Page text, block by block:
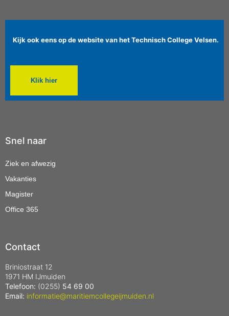
Kijk ook eens op de website van het Technisch College Velsen.
Klik hier
Snel naar
Ziek en afwezig
Vakanties
Magister
Office 365
Contact
Briniostraat 12
1971 HM IJmuiden
Telefoon: (0255) 54 69 00
Email: informatie@maritiemcollegeijmuiden.nl